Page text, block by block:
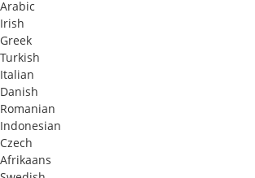
Arabic
Irish
Greek
Turkish
Italian
Danish
Romanian
Indonesian
Czech
Afrikaans